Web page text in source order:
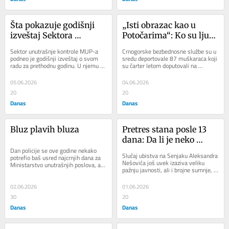
Šta pokazuje godišnji
izveštaj Sektora
MUP-a u odnosu na
prethodne?
Sektor unutrašnje kontrole MUP-a
podneo je godišnji izveštaj o svom
radu za prethodnu godinu. U njemu se
nalaze podaci o tome šta je sve
SUK...
05.06.2026
20
Danas
„Isti obrazac kao u
Potočarima“: Ko su ljudi
proterala pred Vučićev
dolazak?
Crnogorske bezbednosne službe su u
sredu deportovale 87 muškaraca koji
su čarter letom doputovali na
aerodrom u Tivat uoči samita
Evropska unija...
04.06.2026
20
Danas
Bluz plavih bluza
Dan policije se ove godine nekako
potrefio baš usred najcrnjih dana za
Ministarstvo unutrašnjih poslova, ali
mi živimo paradoks, pa zašto bi i...
02.06.2026
30
Danas
Pretres stana posle 13
dana: Da li je neko
vremena da ukloni
tragove?
Slučaj ubistva na Senjaku Aleksandra
Nešovića još uvek izaziva veliku
pažnju javnosti, ali i brojne sumnje,
naročito kada je u pitanju sada...
01.06.2026
20
Danas